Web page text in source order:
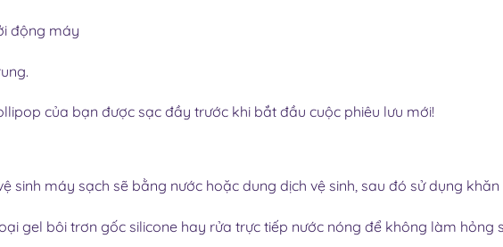
động máy
của bạn được sạc đầy trước khi bắt đầu cuộc phiêu lưu mới!
sinh máy sạch sẽ bằng nước hoặc dung dịch vệ sinh, sau đó sử dụng
gel bôi trơn gốc silicone hay rửa trực tiếp nước nóng để không làm hỏng